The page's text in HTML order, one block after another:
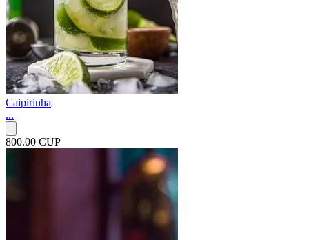
Caipirinha
...
800.00 CUP